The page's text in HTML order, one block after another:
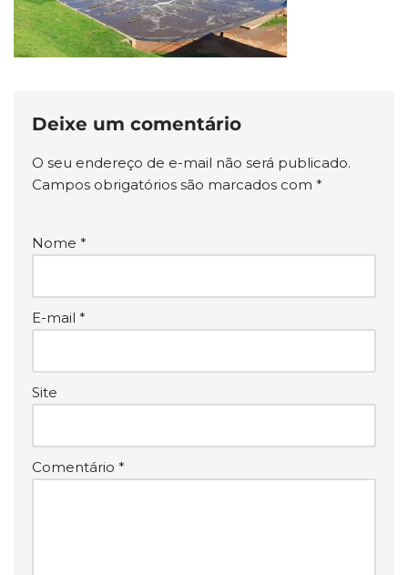
Deixe um comentário
O seu endereço de e-mail não será publicado.
Campos obrigatórios são marcados com *
Nome *
E-mail *
Site
Comentário *